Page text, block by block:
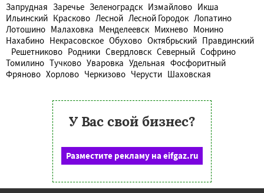
Запрудная Заречье Зеленоградск Измайлово Икша
Ильинский Красково Лесной Лесной Городок Лопатино
Лотошино Малаховка Менделеевск Михнево Монино
Нахабино Некрасовское Обухово Октябрьский Правдинский
Решетниково Родники Свердловск Северный Софрино
Томилино Тучково Уваровка Удельная Фосфоритный
Фряново Хорлово Черкизово Черусти Шаховская
У Вас свой бизнес?
Разместите рекламу на eifgaz.ru